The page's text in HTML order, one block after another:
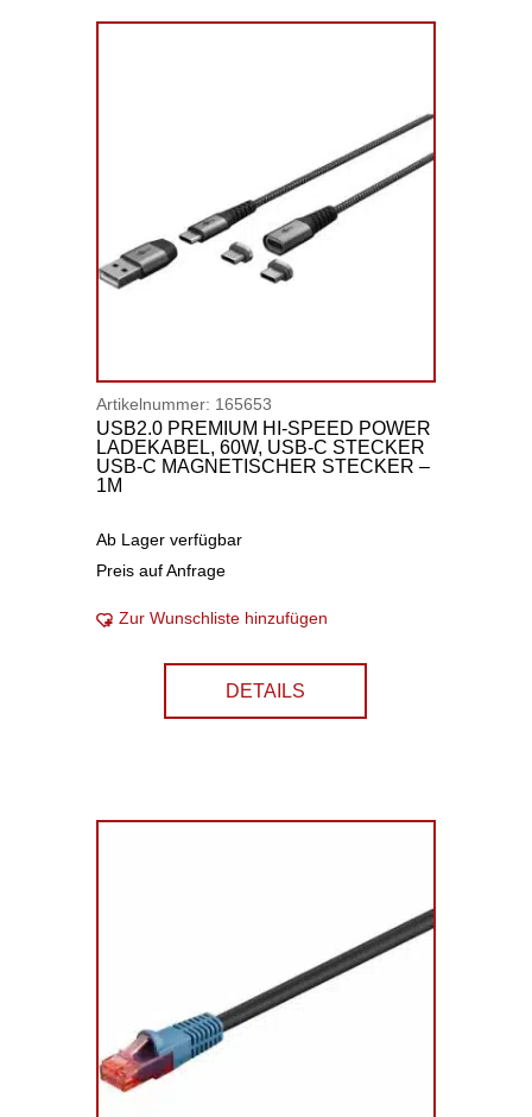
Artikelnummer: 165653
USB2.0 PREMIUM HI-SPEED POWER
LADEKABEL, 60W, USB-C STECKER
USB-C MAGNETISCHER STECKER –
1M
Ab Lager verfügbar
Preis auf Anfrage
Zur Wunschliste hinzufügen
DETAILS